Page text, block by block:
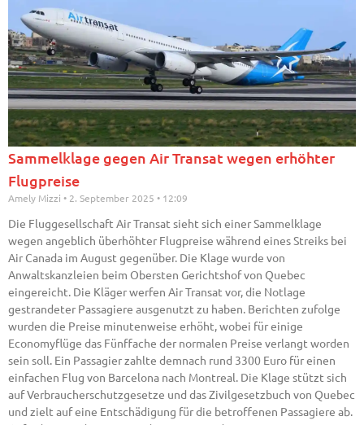
Sammelklage gegen Air Transat wegen erhöhter
Flugpreise
Amely Mizzi 2. September 2025 12:09
Die Fluggesellschaft Air Transat sieht sich einer Sammelklage
wegen angeblich überhöhter Flugpreise während eines Streiks bei
Air Canada im August gegenüber. Die Klage wurde von
Anwaltskanzleien beim Obersten Gerichtshof von Quebec
eingereicht. Die Kläger werfen Air Transat vor, die Notlage
gestrandeter Passagiere ausgenutzt zu haben. Berichten zufolge
wurden die Preise minutenweise erhöht, wobei für einige
Economyflüge das Fünffache der normalen Preise verlangt worden
sein soll. Ein Passagier zahlte demnach rund 3300 Euro für einen
einfachen Flug von Barcelona nach Montreal. Die Klage stützt sich
auf Verbraucherschutzgesetze und das Zivilgesetzbuch von Quebec
und zielt auf eine Entschädigung für die betroffenen Passagiere ab.